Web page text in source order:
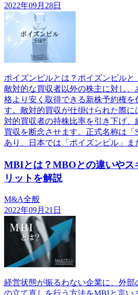
2022年09月28日
ポイズンピルとは？ポイズンピルと
敵対的な買収者以外の株主に対し
格より安く取得できる新株予約権
す。敵対的買収が仕掛けられた際
対的買収者の持株比率を引き下げ、
買収を断念させます。正式名称は「
あり、日本では「ポイズンピル」ま
MBIとは？MBOとの違いやス
リットを解説
M&A全般
2022年09月21日
経営状態が振るわない企業に、外